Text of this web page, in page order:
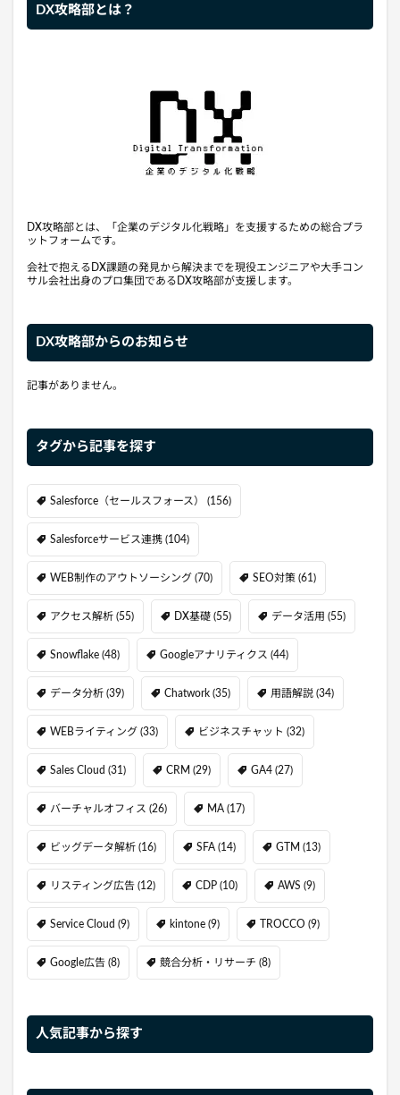
DX攻略部とは？
DX攻略部とは、「企業のデジタル化戦略」を支援するための総合プラ
ットフォームです。
会社で抱えるDX課題の発見から解決までを現役エンジニアや大手コン
サル会社出身のプロ集団であるDX攻略部が支援します。
DX攻略部からのお知らせ
記事がありません。
タグから記事を探す
Salesforce（セールスフォース） (156)
Salesforceサービス連携 (104)
WEB制作のアウトソーシング (70) SEO対策 (61)
アクセス解析 (55) DX基礎 (55) データ活用 (55)
Snowflake (48) Googleアナリティクス (44)
データ分析 (39) Chatwork (35) 用語解説 (34)
WEBライティング (33) ビジネスチャット (32)
Sales Cloud (31) CRM (29) GA4 (27)
バーチャルオフィス (26) MA (17)
ビッグデータ解析 (16) SFA (14) GTM (13)
リスティング広告 (12) CDP (10) AWS (9)
Service Cloud (9) kintone (9) TROCCO (9)
Google広告 (8) 競合分析・リサーチ (8)
人気記事から探す